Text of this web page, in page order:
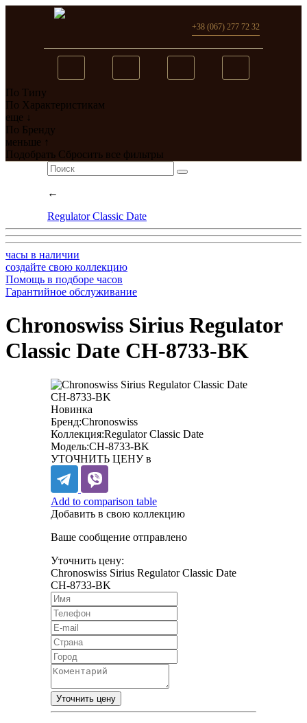
Вы добавили в сравнение
перейти
+38 (067) 277 72 32
По Типу
По Характеристикам
еще ↓
По Бренду
меньше ↑
Подобрать Сбросить все фильтры
←
Regulator Classic Date
часы в наличии
создайте свою коллекцию
Помощь в подборе часов
Гарантийное обслуживание
Chronoswiss Sirius Regulator
Classic Date CH-8733-BK
Новинка
Бренд:Chronoswiss
Коллекция:Regulator Classic Date
Модель:CH-8733-BK
УТОЧНИТЬ ЦЕНУ в
Add to comparison table
Добавить в свою коллекцию
Ваше сообщение отправлено
Уточнить цену:
Chronoswiss Sirius Regulator Classic Date
CH-8733-BK